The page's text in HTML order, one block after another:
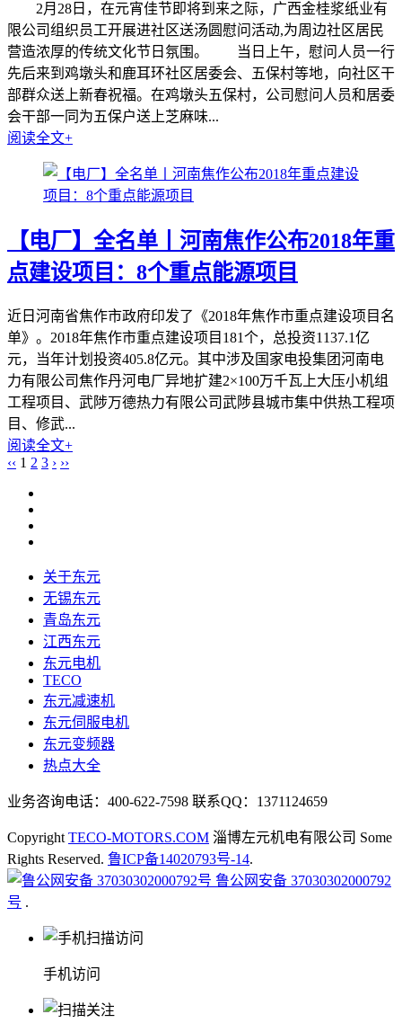
2月28日，在元宵佳节即将到来之际，广西金桂浆纸业有
限公司组织员工开展进社区送汤圆慰问活动,为周边社区居民
营造浓厚的传统文化节日氛围。 当日上午，慰问人员一行
先后来到鸡墩头和鹿耳环社区居委会、五保村等地，向社区干
部群众送上新春祝福。在鸡墩头五保村，公司慰问人员和居委
会干部一同为五保户送上芝麻味...
阅读全文+
【电厂】全名单丨河南焦作公布2018年重
点建设项目：8个重点能源项目
近日河南省焦作市政府印发了《2018年焦作市重点建设项目名
单》。2018年焦作市重点建设项目181个，总投资1137.1亿
元，当年计划投资405.8亿元。其中涉及国家电投集团河南电
力有限公司焦作丹河电厂异地扩建2×100万千瓦上大压小机组
工程项目、武陟万德热力有限公司武陟县城市集中供热工程项
目、修武...
阅读全文+
‹‹ 1 2 3 › ››
关于东元
无锡东元
青岛东元
江西东元
东元电机
TECO
东元减速机
东元伺服电机
东元变频器
热点大全
业务咨询电话：400-622-7598 联系QQ：1371124659
Copyright TECO-MOTORS.COM 淄博左元机电有限公司 Some
Rights Reserved. 鲁ICP备14020793号-14.
鲁公网安备 37030302000792
号 .
手机访问